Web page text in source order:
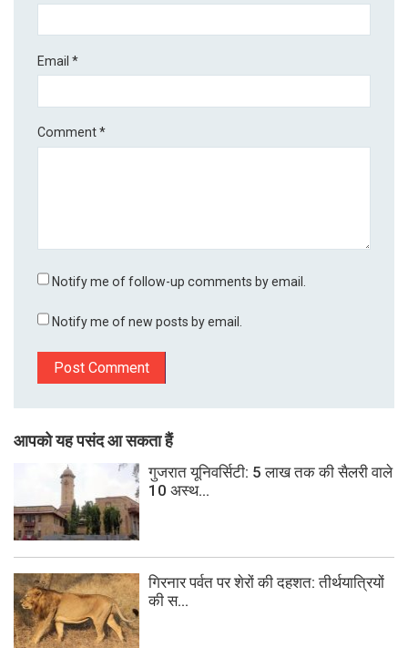
Email*
Comment*
Notify me of follow-up comments by email.
Notify me of new posts by email.
आपको यह पसंद आ सकता हैं
गुजरात यूनिवर्सिटी: 5 लाख तक की सैलरी वाले
10 अस्थ...
गिरनार पर्वत पर शेरों की दहशत: तीर्थयात्रियों
की स...